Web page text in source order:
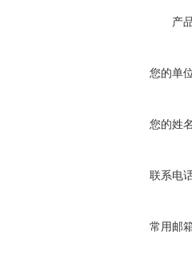
产
您的单
您的姓
联系电
常用邮